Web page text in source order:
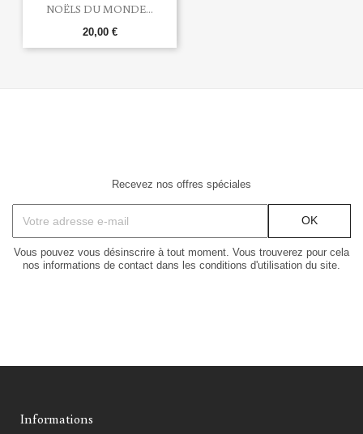
NOËLS DU MONDE...
20,00 €
Recevez nos offres spéciales
Vous pouvez vous désinscrire à tout moment. Vous trouverez pour cela
nos informations de contact dans les conditions d'utilisation du site.
Informations